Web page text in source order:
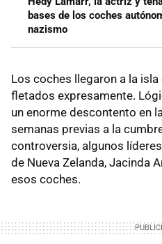
bases de los coches
nazismo
Los coches llegaron a la
fletados expresamente.
un enorme descontento en
semanas previas a la
controversia, algunos
de Nueva Zelanda, Jacinda
esos coches.